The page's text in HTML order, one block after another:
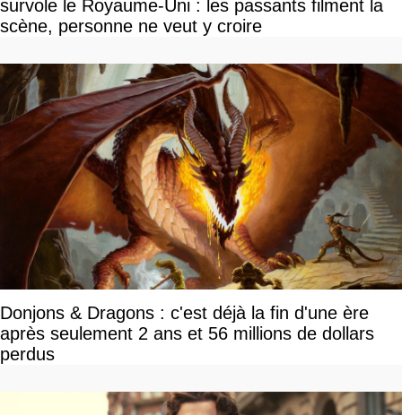
survole le Royaume-Uni : les passants filment la
scène, personne ne veut y croire
Donjons & Dragons : c'est déjà la fin d'une ère
après seulement 2 ans et 56 millions de dollars
perdus